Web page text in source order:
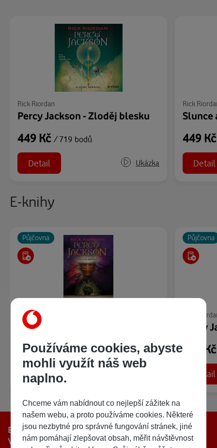
Rick Riordan
Percy Jackson - Zloděj blesku
449 Kč / 719 bodů
Detail Ukázka
Rick
Slunce
449
Detail
E-knihy
Půjčovna
Rick Riordan
Percy Jackson 6 – Kalich bohov
300 Kč/ 480 bodů
Detail
Půjčovna
Rick
300
Detail
E-knihy, e-magazíny i audioknihy — vše v aplikaci
Vodafone galerie. Stáhněte si ji zdarma
Používáme cookies, abyste
mohli využít náš web
naplno.
Chceme vám nabídnout co nejlepší zážitek na
našem webu, a proto používáme cookies. Některé
jsou nezbytné pro správné fungování stránek, jiné
nám pomáhají zlepšovat obsah, měřit návštěvnost